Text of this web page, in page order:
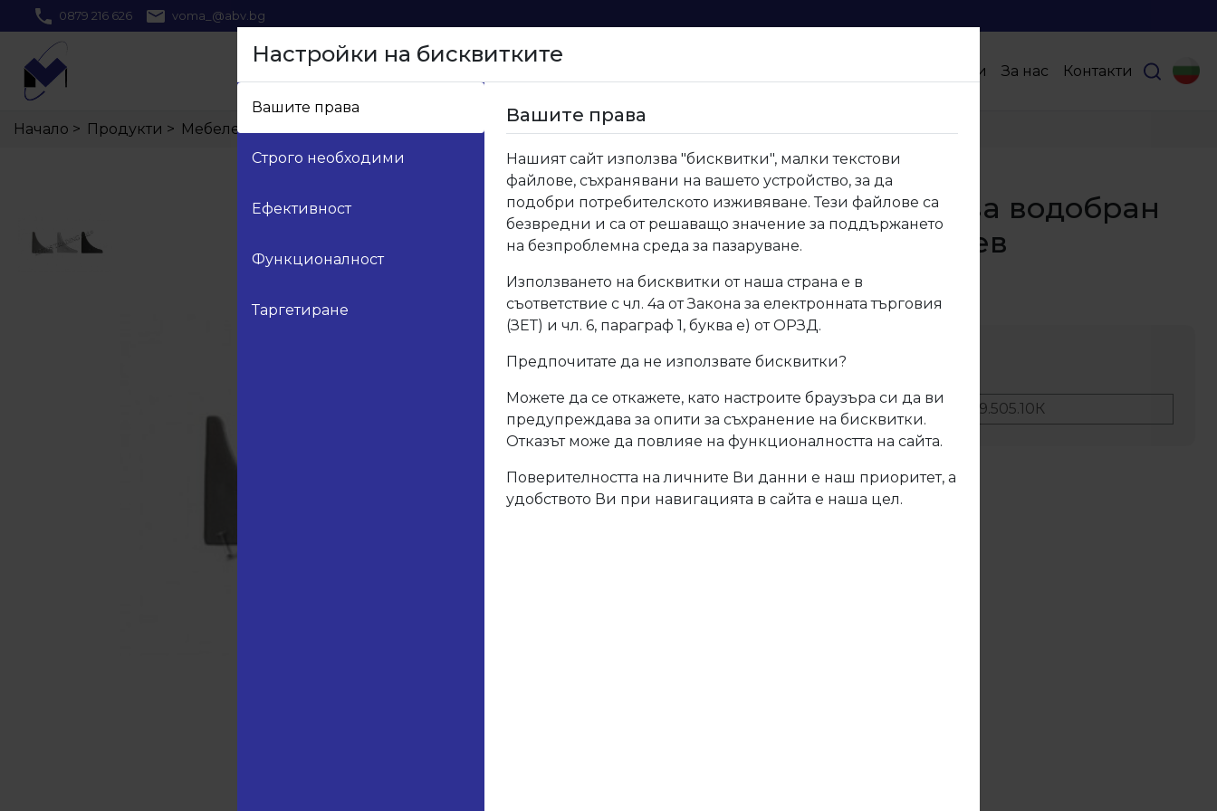
0879 216 626 voma_@abv.bg
Партньори За нас Контакти
Настройки на бисквитките
Вашите права
Строго необходими
Ефективност
Функционалност
Таргетиране
Вашите права
Нашият сайт използва "бисквитки", малки текстови
файлове, съхранявани на вашето устройство, за да
подобри потребителското изживяване. Тези файлове са
безвредни и са от решаващо значение за поддържането
на безпроблемна среда за пазаруване.
Използването на бисквитки от наша страна е в
съответствие с чл. 4а от Закона за електронната търговия
(ЗЕТ) и чл. 6, параграф 1, буква е) от ОРЗД.
Предпочитате да не използвате бисквитки?
Можете да се откажете, като настроите браузъра си да ви
предупреждава за опити за съхранение на бисквитки.
Отказът може да повлияе на функционалността на сайта.
Поверителността на личните Ви данни е наш приоритет, а
удобството Ви при навигацията в сайта е наша цел.
>
Начало >
Продукти >
Мебелен обков 19.Аксесоари за кухня 19.505.10К Тапа за водобран 30х30, алуминиев
19.505.10К Тапа за водобран
30х30, алуминиев
Код: 19.505.10К
Описание
Арт. No: 19.505.10К
Свържете се с нас